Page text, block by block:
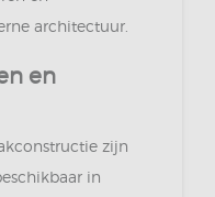
architectuur.
en
zijn
in